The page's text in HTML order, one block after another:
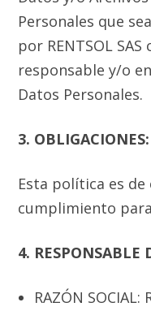
Personales que
por RENTSOL
responsable y/o
Datos Personales.
3. OBLIGACIONES:
Esta política es
cumplimiento para
4. RESPONSABLE
RAZÓN SOCIAL: